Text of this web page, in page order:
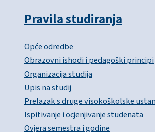
Pravila studiranja
Opće odredbe
Obrazovni ishodi i pedagoški principi
Organizacija studija
Upis na studij
Prelazak s druge visokoškolske
Ispitivanje i ocjenjivanje studenata
Ovjera semestra i godine